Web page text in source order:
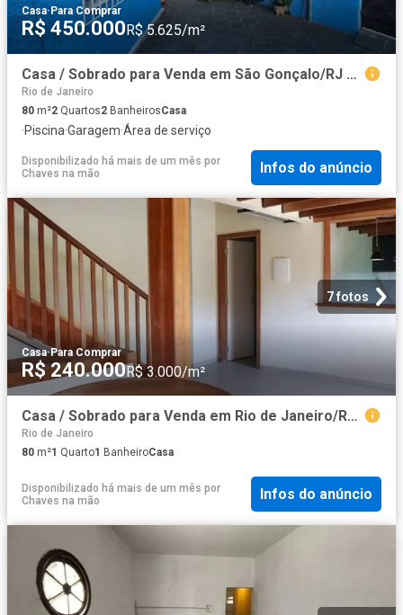
Casa· Para Comprar
R$ 450.000R$ 5.625/m²
Casa / Sobrado para Venda em São Gonçalo/RJ Jardim Califórnia 2 Quartos
Rio de Janeiro
80 m²2 Quartos2 BanheirosCasa
·Piscina·Garagem·Área de serviço
Disponibilizado há mais de um mês por
Chaves na mão
Infos do anúncio
7 fotos
Casa·Para Comprar
R$ 240.000R$ 3.000/m²
Casa / Sobrado para Venda em Rio de Janeiro/RJ Vargem Grande 1 Quartos
Rio de Janeiro
80 m²1 Quarto1 BanheiroCasa
Disponibilizado há mais de um mês por
Chaves na mão
Infos do anúncio